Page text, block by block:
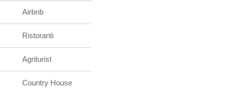
Airbnb
Ristoranti
Agriturist
Country House